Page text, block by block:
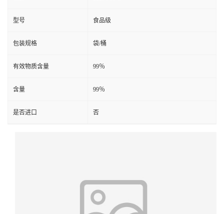
型号 食品级
包装规格 袋/桶
有效物质含量 99％
含量 99％
是否进口 否